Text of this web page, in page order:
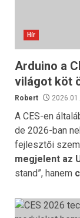
Hír
Arduino a
világot köt
Robert
A CES-en
de 2026-ban
fejlesztői
megjelent az
stand”, hanem